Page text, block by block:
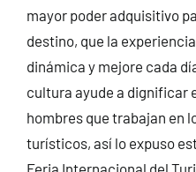
mayor poder adquisitivo
destino, que la
dinámica y mejore cada
cultura ayude a dignificar
hombres que trabajan en
turísticos, así lo expuso